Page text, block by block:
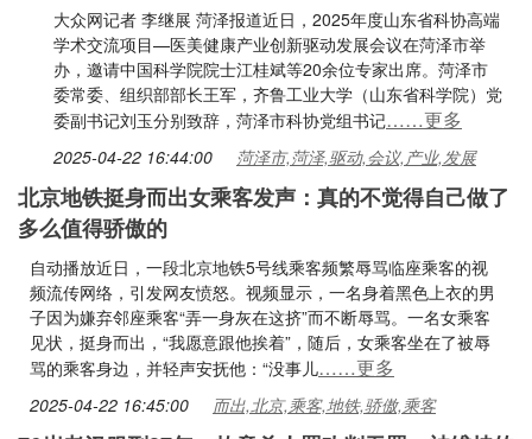
大众网记者 李继展 菏泽报道近日，2025年度山东省科协高端
学术交流项目—医美健康产业创新驱动发展会议在菏泽市举
办，邀请中国科学院院士江桂斌等20余位专家出席。菏泽市
委常委、组织部部长王军，齐鲁工业大学（山东省科学院）党
委副书记刘玉分别致辞，菏泽市科协党组书记……更多
2025-04-22 16:44:00 菏泽市,菏泽,驱动,会议,产业,发展
北京地铁挺身而出女乘客发声：真的不觉得自己做了
多么值得骄傲的
自动播放近日，一段北京地铁5号线乘客频繁辱骂临座乘客的视
频流传网络，引发网友愤怒。视频显示，一名身着黑色上衣的男
子因为嫌弃邻座乘客“弄一身灰在这挤”而不断辱骂。一名女乘客
见状，挺身而出，“我愿意跟他挨着”，随后，女乘客坐在了被辱
骂的乘客身边，并轻声安抚他：“没事儿……更多
2025-04-22 16:45:00 而出,北京,乘客,地铁,骄傲,乘客